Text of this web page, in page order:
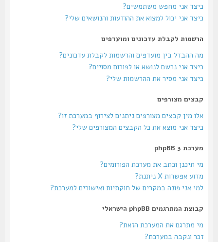
כיצד אני מחפש משתמשים?
כיצד אני יכול למצוא את ההודעות והנושאים שלי?
הרשמות לקבלת עדכונים ומועדפים
מה ההבדל בין מועדפים והרשמות לקבלת עדכונים?
כיצד אני נרשם לנושא או לפורום מסויים?
כיצד אני מסיר את ההרשמות שלי?
קבצים מצורפים
אלו מין קבצים מצורפים ניתנים לצירוף במערכת זו?
כיצד אני מוצא את כל הקבצים המצורפים שלי?
מערכת phpBB 3
מי תיכנן וכתב את מערכת הפורומים?
מדוע אפשרות X ניתנת?
למי אני פונה במקרים של חוקתיות ואישורים למערכת?
קבוצת המתרגמים phpBB הישראלי
מי מתרגם את המערכת הזאת?
זכר ונקבה במערכת?